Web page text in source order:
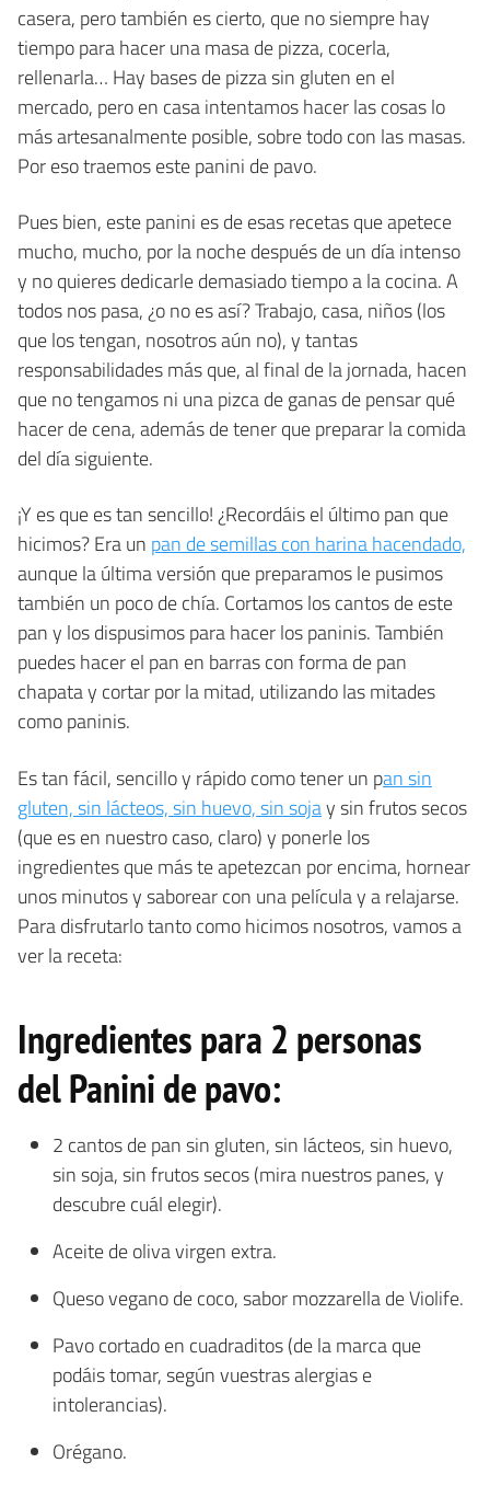
casera, pero también es cierto, que no siempre hay
tiempo para hacer una masa de pizza, cocerla,
rellenarla… Hay bases de pizza sin gluten en el
mercado, pero en casa intentamos hacer las cosas lo
más artesanalmente posible, sobre todo con las masas.
Por eso traemos este panini de pavo.
Pues bien, este panini es de esas recetas que apetece
mucho, mucho, por la noche después de un día intenso
y no quieres dedicarle demasiado tiempo a la cocina. A
todos nos pasa, ¿o no es así? Trabajo, casa, niños (los
que los tengan, nosotros aún no), y tantas
responsabilidades más que, al final de la jornada, hacen
que no tengamos ni una pizca de ganas de pensar qué
hacer de cena, además de tener que preparar la comida
del día siguiente.
¡Y es que es tan sencillo! ¿Recordáis el último pan que
hicimos? Era un pan de semillas con harina hacendado,
aunque la última versión que preparamos le pusimos
también un poco de chía. Cortamos los cantos de este
pan y los dispusimos para hacer los paninis. También
puedes hacer el pan en barras con forma de pan
chapata y cortar por la mitad, utilizando las mitades
como paninis.
Es tan fácil, sencillo y rápido como tener un pan sin
gluten, sin lácteos, sin huevo, sin sojay sin frutos secos
(que es en nuestro caso, claro) y ponerle los
ingredientes que más te apetezcan por encima, hornear
unos minutos y saborear con una película y a relajarse.
Para disfrutarlo tanto como hicimos nosotros, vamos a
ver la receta:
Ingredientes para 2 personas
del Panini de pavo:
2 cantos de pan sin gluten, sin lácteos, sin huevo,
sin soja, sin frutos secos (mira nuestros panes, y
descubre cuál elegir).
Aceite de oliva virgen extra.
Queso vegano de coco, sabor mozzarella de Violife.
Pavo cortado en cuadraditos (de la marca que
podáis tomar, según vuestras alergias e
intolerancias).
Orégano.